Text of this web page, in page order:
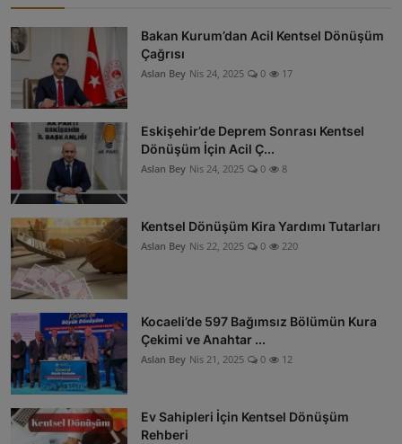
Bakan Kurum’dan Acil Kentsel Dönüşüm
Çağrısı
Aslan Bey Nis 24, 2025 0 17
Eskişehir’de Deprem Sonrası Kentsel
Dönüşüm İçin Acil Ç...
Aslan Bey Nis 24, 2025 0 8
Kentsel Dönüşüm Kira Yardımı Tutarları
Aslan Bey Nis 22, 2025 0 220
Kocaeli’de 597 Bağımsız Bölümün Kura
Çekimi ve Anahtar ...
Aslan Bey Nis 21, 2025 0 12
Ev Sahipleri İçin Kentsel Dönüşüm
Rehberi